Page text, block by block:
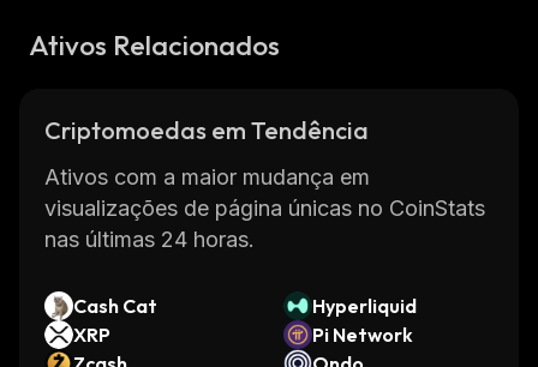
Ativos Relacionados
Criptomoedas em Tendência
Ativos com a maior mudança em
visualizações de página únicas no CoinStats
nas últimas 24 horas.
Cash Cat
Hyperliquid
XRP
Pi Network